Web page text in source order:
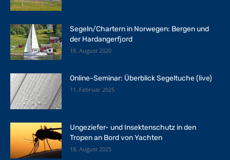
Segeln/Chartern in Norwegen: Bergen und
der Hardangerfjord
18. August 2020
Online-Seminar: Überblick Segeltuche (live)
11. Februar 2025
Ungeziefer- und Insektenschutz in den
Tropen an Bord von Yachten
18. August 2025